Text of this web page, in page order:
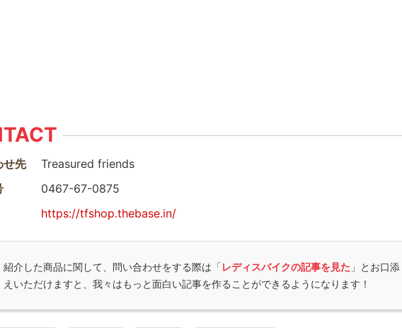
せ先
Treasured friends
0467-67-0875
https://tfshop.thebase.in/
紹介した商品に関して、問い合わせをする際は「レディスバイクの記事を見た 」とお口添
えいただけますと、我々はもっと面白い記事を作ることができるようになります！